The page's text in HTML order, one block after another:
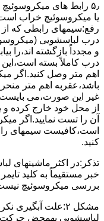
۵٫ رابط های
ﯾﺎ ﻣﯿﮑﺮوﺳﻮﺋﯿﭻ ﺧﺮاب
رفع:سیمهای راﺑﻄﯽ ﮐﻪ
درب لباسشویی
و مجدداً بازگشته اند،را
درب کاملاً ﺑﺴﺘﻪ اﺳﺖ،اﯾﻦ
اﻫﻢ ﻣﺘﺮ وصل کنید.اﮔﺮ
ﺑﺎﺷﺪ،ﻋﻘﺮﺑﻪ اهم متر
ﻏﯿﺮ اﯾﻦ ﺻﻮرت،می بایست
از ﻣﺤﻞ خود ﺧﺎرج کرده و
آن را ﺗﺴﺖ ﻧﻤﺎﯾﯿﺪ.اﮔﺮ
اﺳﺖ،ﮐﺎﻓﯿﺴﺖ سیمهای
کنید.
ﺗﺬﮐﺮ:در اﮐﺜﺮ ماشینهای
ﺧﺒﺮ مستقیماً ﺑﻪ ﮐﻠﯿﺪ
بررسی ﻣﯿﮑﺮوﺳﻮﺋﯿﭻ
مشکل ۲:علت
لباسشویی بهمحض ﺣﺮﮐﺖ